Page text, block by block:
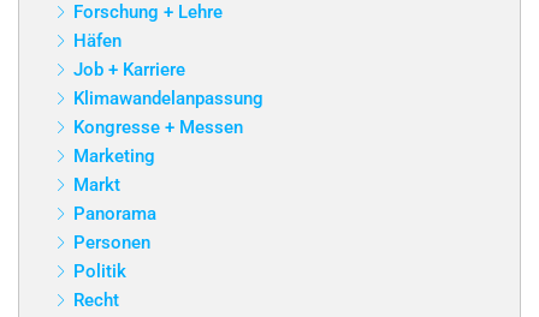
Forschung + Lehre
Häfen
Job + Karriere
Klimawandelanpassung
Kongresse + Messen
Marketing
Markt
Panorama
Personen
Politik
Recht